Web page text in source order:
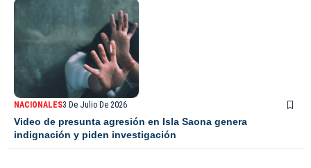
NACIONALES3 De Julio De 2026
Video de presunta agresión en Isla Saona genera
indignación y piden investigación